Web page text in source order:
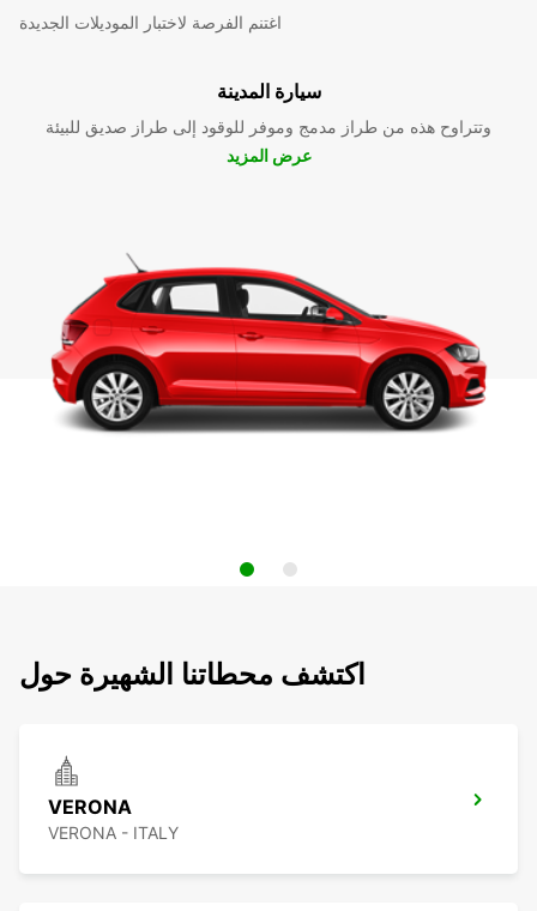
اغتنم الفرصة لاختبار الموديلات الجديدة
سيارة المدينة
وتتراوح هذه من طراز مدمج وموفر للوقود إلى طراز صديق للبيئة
عرض المزيد
اكتشف محطاتنا الشهيرة حول
VERONA
VERONA - ITALY